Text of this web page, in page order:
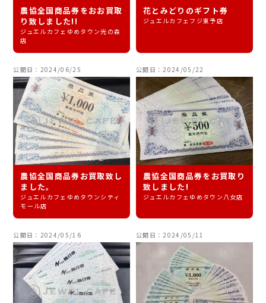
農協全国商品券をおお買取
り致しました!!
ジュエルカフェゆめタウン光の森
店
花とみどりのギフト券
ジュエルカフェフジ東予店
公開日：2024/06/25
農協全国商品券お買取致し
ました。
ジュエルカフェゆめタウンシティ
モール店
公開日：2024/05/22
農協全国商品券をお買取り
致しました!
ジュエルカフェゆめタウン八女店
公開日：2024/05/16 公開日：2024/05/11